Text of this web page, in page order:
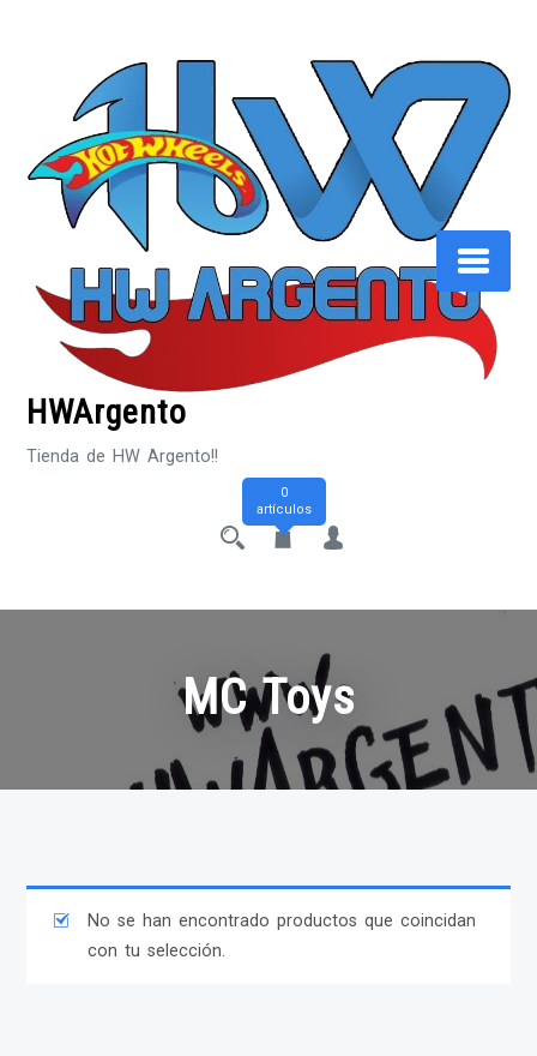
HWArgento
Tienda de HW Argento!!
0
artículos
MC Toys
No se han encontrado productos que coincidan
con tu selección.